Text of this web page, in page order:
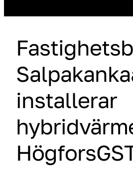
installerar